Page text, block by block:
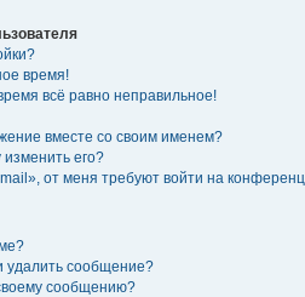
время!
всё равно неправильное!
вместе со своим именем?
изменить его?
от меня требуют войти на
удалить сообщение?
сообщению?